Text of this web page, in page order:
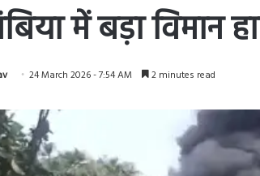
में बड़ा विमान
24 March 2026 - 7:54 AM 2 minutes read